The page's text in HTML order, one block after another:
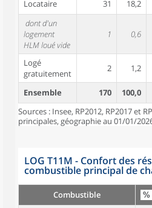
Locataire 31 18,2
dont d'un
logement
HLM loué vide
1 0,6
Logé
gratuitement
2 1,2
Ensemble 170 100,0
Sources : Insee, RP2012, RP2017 et
principales, géographie au 01/01/
LOG T11M - Confort des
combustible principal de
Combustible